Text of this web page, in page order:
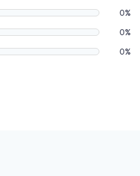
0%
0%
0%